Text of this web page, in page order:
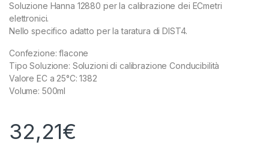
Soluzione Hanna 12880 per la calibrazione dei ECmetri
elettronici.
Nello specifico adatto per la taratura di DIST4.
Confezione: flacone
Tipo Soluzione: Soluzioni di calibrazione Conducibilità
Valore EC a 25°C: 1382
Volume: 500ml
32,21€